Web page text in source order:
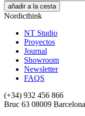
añadir a la cesta
Nordicthink
NT Studio
Proyectos
Journal
Showroom
Newsletter
FAQS
(+34) 932 456 866
Bruc 63 08009 Barcelona